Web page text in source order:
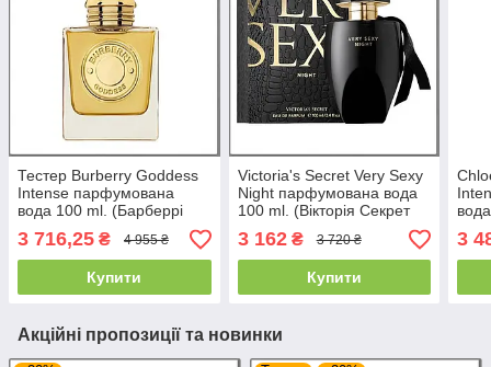
Тестер Burberry Goddess
Intense парфумована
вода 100 ml. (Барберрі
Годдес Інтенс)
3 716,25 ₴ 4 955 ₴
Купити
Victoria's Secret Very Sexy
Night парфумована вода
100 ml. (Вікторія Секрет
Вері Секси Найт)
3 162₴ 3 720 ₴
Купити
де
3
Акційні пропозиції та новинки